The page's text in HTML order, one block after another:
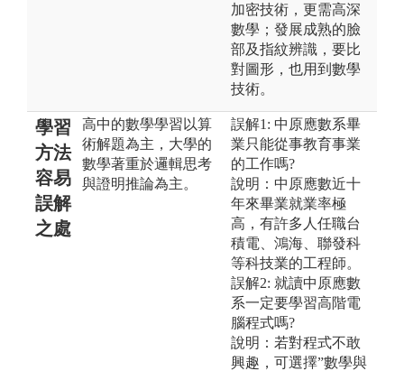
加密技術，更需高深
數學；發展成熟的臉
部及指紋辨識，要比
對圖形，也用到數學
技術。
學習
方法
容易
誤解
之處
高中的數學學習以算
術解題為主，大學的
數學著重於邏輯思考
與證明推論為主。
誤解1: 中原應數系畢
業只能從事教育事業
的工作嗎?
說明：中原應數近十
年來畢業就業率極
高，有許多人任職台
積電、鴻海、聯發科
等科技業的工程師。
誤解2: 就讀中原應數
系一定要學習高階電
腦程式嗎?
說明：若對程式不敢
興趣，可選擇”數學與